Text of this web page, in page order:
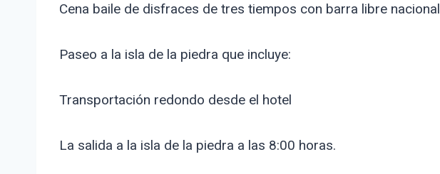
Cena baile de disfraces de tres tiempos con barra libre nacional
Paseo a la isla de la piedra que incluye:
Transportación redondo desde el hotel
La salida a la isla de la piedra a las 8:00 horas.